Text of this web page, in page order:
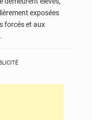
exposées
forcés et aux